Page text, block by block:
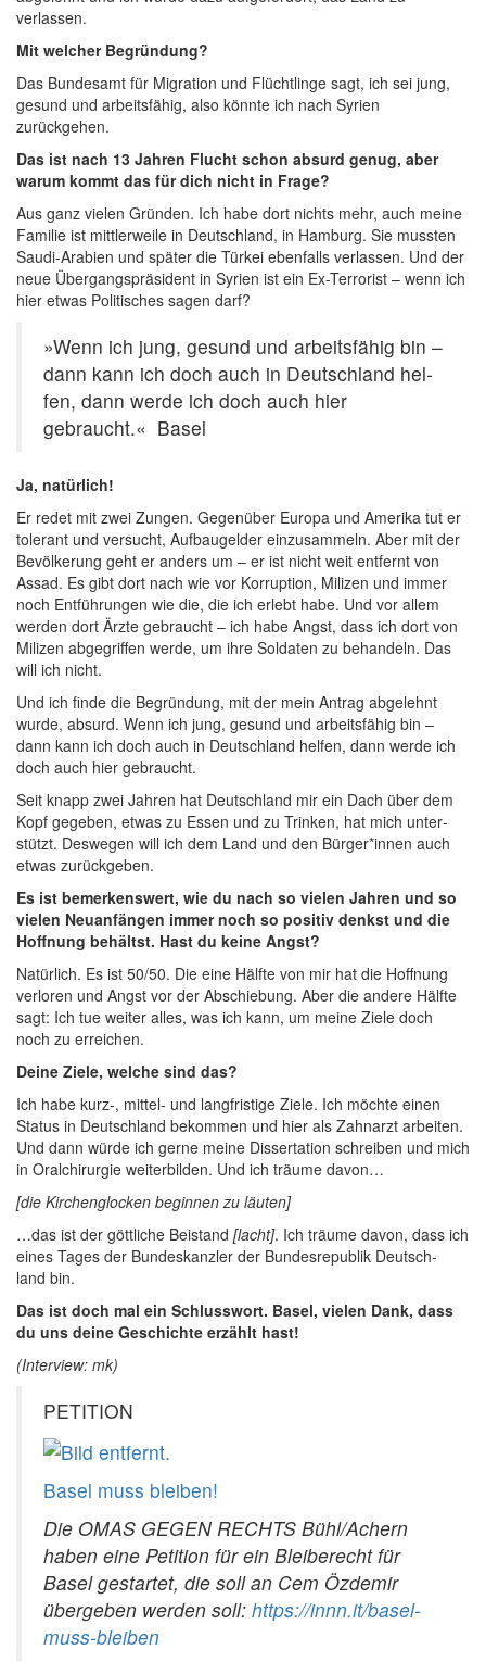
verlassen.
Mit wel­cher Begründung?
Das Bun­des­amt für Migra­ti­on und Flücht­lin­ge sagt, ich sei jung,
gesund und arbeits­fä­hig, also könn­te ich nach Syri­en
zurückgehen.
Das ist nach 13 Jah­ren Flucht schon absurd genug, aber
war­um kommt das für dich nicht in Frage?
Aus ganz vie­len Grün­den. Ich habe dort nichts mehr, auch mei­ne
Fami­lie ist mitt­ler­wei­le in Deutsch­land, in Ham­burg. Sie muss­ten
Sau­di-Ara­bi­en und spä­ter die Tür­kei eben­falls ver­las­sen. Und der
neue Über­gangs­prä­si­dent in Syri­en ist ein Ex-Ter­ro­rist – wenn ich
hier etwas Poli­ti­sches sagen darf?
»Wenn ich jung, gesund und arbeits­fä­hig bin –
dann kann ich doch auch in Deutsch­land hel­
fen, dann wer­de ich doch auch hier
gebraucht.« Basel
Ja, natür­lich!
Er redet mit zwei Zun­gen. Gegen­über Euro­pa und Ame­ri­ka tut er
tole­rant und ver­sucht, Auf­bau­gel­der ein­zu­sam­meln. Aber mit der
Bevöl­ke­rung geht er anders um – er ist nicht weit ent­fernt von
Assad. Es gibt dort nach wie vor Kor­rup­ti­on, Mili­zen und immer
noch Ent­füh­run­gen wie die, die ich erlebt habe. Und vor allem
wer­den dort Ärz­te gebraucht – ich habe Angst, dass ich dort von
Mili­zen abge­grif­fen wer­de, um ihre Sol­da­ten zu behan­deln. Das
will ich nicht.
Und ich fin­de die Begrün­dung, mit der mein Antrag abge­lehnt
wur­de, absurd. Wenn ich jung, gesund und arbeits­fä­hig bin –
dann kann ich doch auch in Deutsch­land hel­fen, dann wer­de ich
doch auch hier gebraucht.
Seit knapp zwei Jah­ren hat Deutsch­land mir ein Dach über dem
Kopf gege­ben, etwas zu Essen und zu Trin­ken, hat mich unter­
stützt. Des­we­gen will ich dem Land und den Bürger*innen auch
etwas zurückgeben.
Es ist bemer­kens­wert, wie du nach so vie­len Jah­ren und so
vie­len Neu­an­fän­gen immer noch so posi­tiv denkst und die
Hoff­nung behältst. Hast du kei­ne Angst?
Natür­lich. Es ist 50/50. Die eine Hälf­te von mir hat die Hoff­nung
ver­lo­ren und Angst vor der Abschie­bung. Aber die ande­re Hälf­te
sagt: Ich tue wei­ter alles, was ich kann, um mei­ne Zie­le doch
noch zu erreichen.
Dei­ne Zie­le, wel­che sind das?
Ich habe kurz‑, mit­tel- und lang­fris­ti­ge Zie­le. Ich möch­te einen
Sta­tus in Deutsch­land bekom­men und hier als Zahn­arzt arbei­ten.
Und dann wür­de ich ger­ne mei­ne Dis­ser­ta­ti­on schrei­ben und mich
in Oral­chir­ur­gie wei­ter­bil­den. Und ich träu­me davon…
[die Kir­chen­glo­cken begin­nen zu läu­ten]
…das ist der gött­li­che Bei­stand [lacht]. Ich träu­me davon, dass ich
eines Tages der Bun­des­kanz­ler der Bun­des­re­pu­blik Deutsch­
land bin.
Das ist doch mal ein Schluss­wort. Basel, vie­len Dank, dass
du uns dei­ne Geschich­te erzählt hast!
(Inter­view: mk)
PETITION
Basel muss bleiben!
Die OMAS GEGEN RECHTS Bühl/Achern
haben eine Peti­ti­on für ein Blei­be­recht für
Basel gestar­tet, die soll an Cem Özd­emir
über­ge­ben wer­den soll: https://innn.it/basel-
muss-bleiben